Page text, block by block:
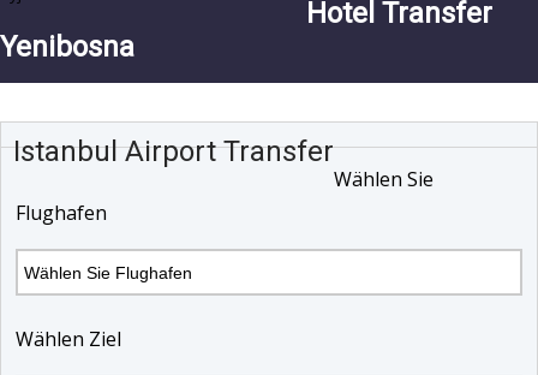
Hotel Transfer
Yenibosna
Istanbul Airport Transfer
Wählen Sie
Flughafen
Wählen Ziel